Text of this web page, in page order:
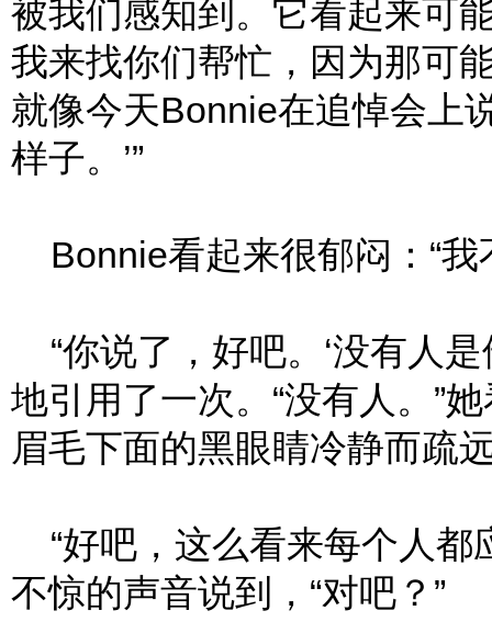
被我们感知到。它看起来可
我来找你们帮忙，因为那可
就像今天Bonnie在追悼会上
样子。’”
Bonnie看起来很郁闷：“我
“你说了，好吧。‘没有人
地引用了一次。“没有人。”
眉毛下面的黑眼睛冷静而疏
“好吧，这么看来每个人都
不惊的声音说到，“对吧？”